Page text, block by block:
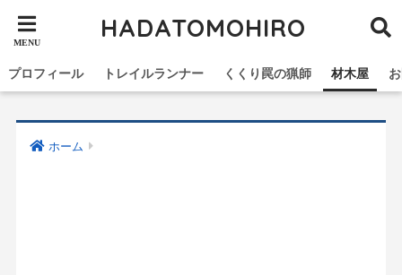
HADATOMOHIRO
プロフィール トレイルランナー くくり罠の猟師 材木屋
ホーム